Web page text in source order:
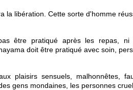
la libération. Cette sorte d'homme
être pratiqué après les repas,
doit être pratiqué avec soin,
plaisirs sensuels, malhonnêtes,
gens mondaines, les personnes